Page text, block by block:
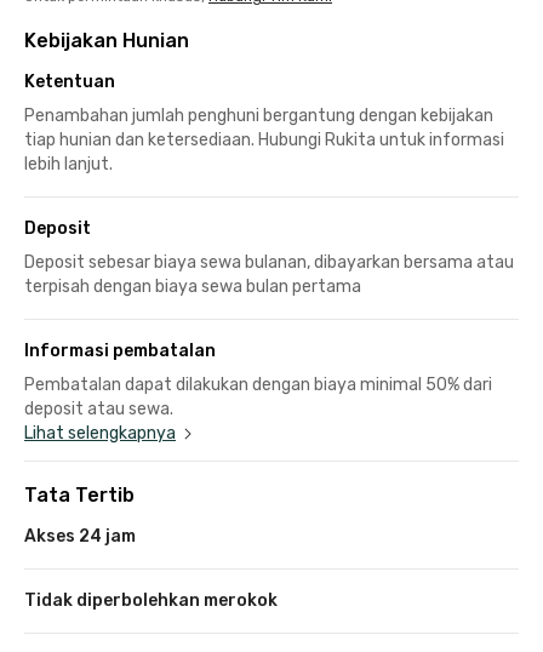
Kebijakan Hunian
Ketentuan
Penambahan jumlah penghuni bergantung dengan kebijakan
tiap hunian dan ketersediaan. Hubungi Rukita untuk informasi
lebih lanjut.
Deposit
Deposit sebesar biaya sewa bulanan, dibayarkan bersama atau
terpisah dengan biaya sewa bulan pertama
Informasi pembatalan
Pembatalan dapat dilakukan dengan biaya minimal 50% dari
deposit atau sewa.
Lihat selengkapnya
Tata Tertib
Akses 24 jam
Tidak diperbolehkan merokok